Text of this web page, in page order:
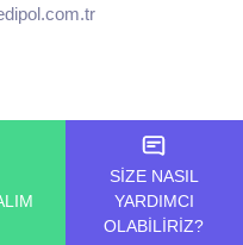
SİZE NASIL
YARDIMCI
OLABİLİRİZ?